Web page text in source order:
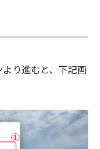
より進むと、下記画